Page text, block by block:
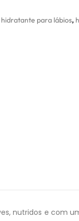
para lábios,
nutridos e com